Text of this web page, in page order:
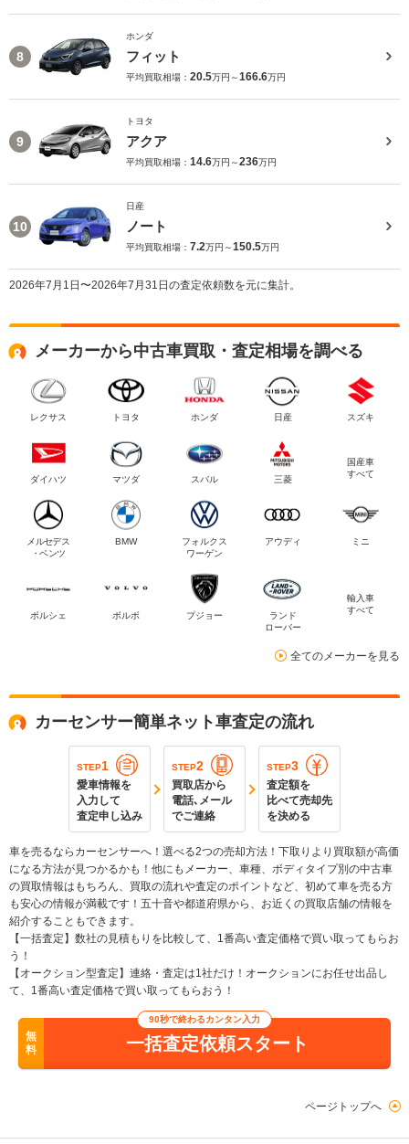
8
ホンダ
フィット
平均買取相場： 20.5万円～166.6万円
9
トヨタ
アクア
平均買取相場： 14.6万円～236万円
10
日産
ノート
平均買取相場： 7.2万円～150.5万円
2026年7月1日〜2026年7月31日の査定依頼数を元に集計。
メーカーから中古車買取・査定相場を調べる
レクサス トヨタ ホンダ 日産 スズキ
ダイハツ マツダ スバル 三菱
国産車
すべて
メルセデス
・ベンツ
BMW
フォルクス
ワーゲン
アウディ ミニ
ポルシェ ボルボ プジョー
ランド
ローバー
輸入車
すべて
全てのメーカーを見る
カーセンサー簡単ネット車査定の流れ
STEP1
愛車情報を
入力して
査定申し込み
STEP2
買取店から
電話､メール
でご連絡
STEP3
査定額を
比べて売却先
を決める
車を売るならカーセンサーへ！選べる2つの売却方法！下取りより買取額が高価
になる方法が見つかるかも！他にもメーカー、車種、ボディタイプ別の中古車
の買取情報はもちろん、買取の流れや査定のポイントなど、初めて車を売る方
も安心の情報が満載です！五十音や都道府県から、お近くの買取店舗の情報を
紹介することもできます。
【一括査定】数社の見積もりを比較して、1番高い査定価格で買い取ってもらお
う！
【オークション型査定】連絡・査定は1社だけ！オークションにお任せ出品し
て、1番高い査定価格で買い取ってもらおう！
無
料
90秒で終わるカンタン入力
一括査定依頼スタート
ページトップへ